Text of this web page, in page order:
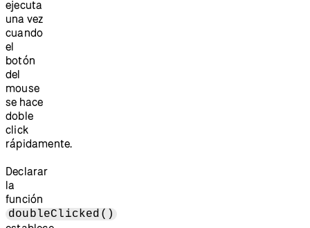
ejecuta
una vez
cuando
el
botón
del
mouse
se hace
doble
click
rápidamente.
Declarar
la
función
doubleClicked()